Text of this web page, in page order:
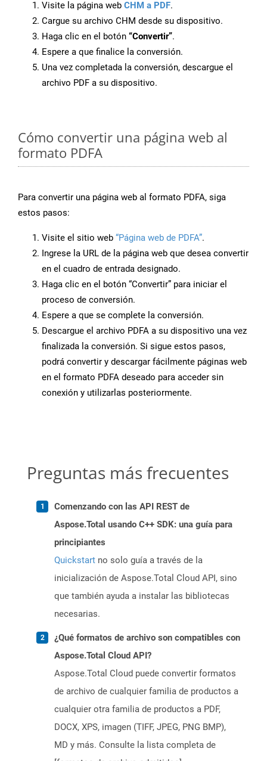
Visite la página web CHM a PDF.
Cargue su archivo CHM desde su dispositivo.
Haga clic en el botón “Convertir”.
Espere a que finalice la conversión.
Una vez completada la conversión, descargue el
archivo PDF a su dispositivo.
Cómo convertir una página web al
formato PDFA
Para convertir una página web al formato PDFA, siga
estos pasos:
Visite el sitio web “Página web de PDFA”.
Ingrese la URL de la página web que desea convertir
en el cuadro de entrada designado.
Haga clic en el botón “Convertir” para iniciar el
proceso de conversión.
Espere a que se complete la conversión.
Descargue el archivo PDFA a su dispositivo una vez
finalizada la conversión. Si sigue estos pasos,
podrá convertir y descargar fácilmente páginas web
en el formato PDFA deseado para acceder sin
conexión y utilizarlas posteriormente.
Preguntas más frecuentes
Comenzando con las API REST de
Aspose.Total usando C++ SDK: una guía para
principiantes
Quickstart no solo guía a través de la
inicialización de Aspose.Total Cloud API, sino
que también ayuda a instalar las bibliotecas
necesarias.
¿Qué formatos de archivo son compatibles con
Aspose.Total Cloud API?
Aspose.Total Cloud puede convertir formatos
de archivo de cualquier familia de productos a
cualquier otra familia de productos a PDF,
DOCX, XPS, imagen (TIFF, JPEG, PNG BMP),
MD y más. Consulte la lista completa de